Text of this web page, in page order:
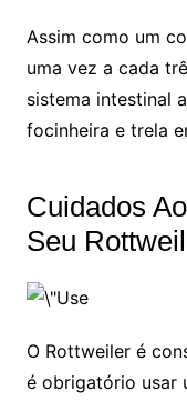
Assim como um
uma vez a cada
sistema intestinal
focinheira e trela
Cuidados
Seu
O Rottweiler é
é obrigatório usar